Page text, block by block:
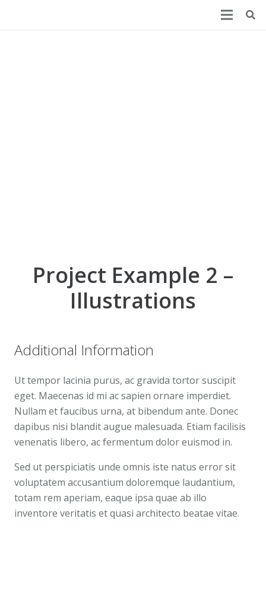
Project Example 2 –
Illustrations
Additional Information
Ut tempor lacinia purus, ac gravida tortor suscipit
eget. Maecenas id mi ac sapien ornare imperdiet.
Nullam et faucibus urna, at bibendum ante. Donec
dapibus nisi blandit augue malesuada. Etiam facilisis
venenatis libero, ac fermentum dolor euismod in.
Sed ut perspiciatis unde omnis iste natus error sit
voluptatem accusantium doloremque laudantium,
totam rem aperiam, eaque ipsa quae ab illo
inventore veritatis et quasi architecto beatae vitae.